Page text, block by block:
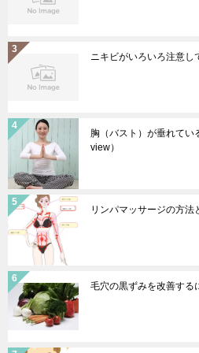
ニキビがいろいろ注意し
胸（バスト）が垂れてい
view）
リンパマッサージの方法
毛穴の黒ずみを改善する